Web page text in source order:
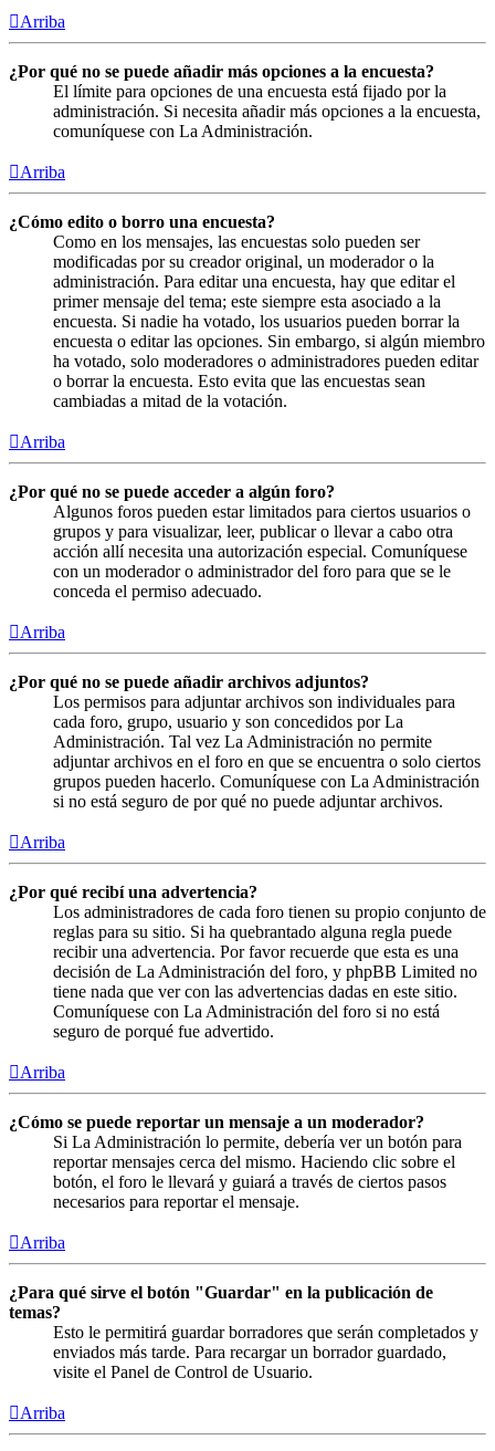
Arriba
¿Por qué no se puede añadir más opciones a la encuesta?
El límite para opciones de una encuesta está fijado por la
administración. Si necesita añadir más opciones a la encuesta,
comuníquese con La Administración.
Arriba
¿Cómo edito o borro una encuesta?
Como en los mensajes, las encuestas solo pueden ser
modificadas por su creador original, un moderador o la
administración. Para editar una encuesta, hay que editar el
primer mensaje del tema; este siempre esta asociado a la
encuesta. Si nadie ha votado, los usuarios pueden borrar la
encuesta o editar las opciones. Sin embargo, si algún miembro
ha votado, solo moderadores o administradores pueden editar
o borrar la encuesta. Esto evita que las encuestas sean
cambiadas a mitad de la votación.
Arriba
¿Por qué no se puede acceder a algún foro?
Algunos foros pueden estar limitados para ciertos usuarios o
grupos y para visualizar, leer, publicar o llevar a cabo otra
acción allí necesita una autorización especial. Comuníquese
con un moderador o administrador del foro para que se le
conceda el permiso adecuado.
Arriba
¿Por qué no se puede añadir archivos adjuntos?
Los permisos para adjuntar archivos son individuales para
cada foro, grupo, usuario y son concedidos por La
Administración. Tal vez La Administración no permite
adjuntar archivos en el foro en que se encuentra o solo ciertos
grupos pueden hacerlo. Comuníquese con La Administración
si no está seguro de por qué no puede adjuntar archivos.
Arriba
¿Por qué recibí una advertencia?
Los administradores de cada foro tienen su propio conjunto de
reglas para su sitio. Si ha quebrantado alguna regla puede
recibir una advertencia. Por favor recuerde que esta es una
decisión de La Administración del foro, y phpBB Limited no
tiene nada que ver con las advertencias dadas en este sitio.
Comuníquese con La Administración del foro si no está
seguro de porqué fue advertido.
Arriba
¿Cómo se puede reportar un mensaje a un moderador?
Si La Administración lo permite, debería ver un botón para
reportar mensajes cerca del mismo. Haciendo clic sobre el
botón, el foro le llevará y guiará a través de ciertos pasos
necesarios para reportar el mensaje.
Arriba
¿Para qué sirve el botón "Guardar" en la publicación de
temas?
Esto le permitirá guardar borradores que serán completados y
enviados más tarde. Para recargar un borrador guardado,
visite el Panel de Control de Usuario.
Arriba